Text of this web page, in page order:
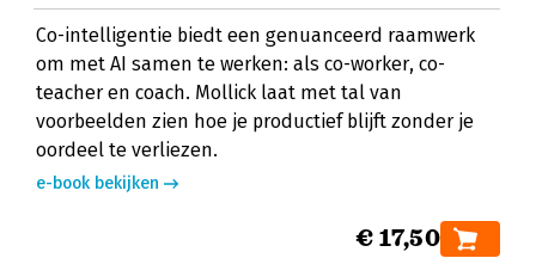
Co-intelligentie biedt een genuanceerd raamwerk
om met AI samen te werken: als co-worker, co-
teacher en coach. Mollick laat met tal van
voorbeelden zien hoe je productief blijft zonder je
oordeel te verliezen.
e-book bekijken
€ 17,50